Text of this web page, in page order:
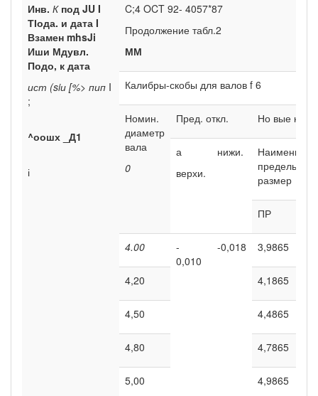
Инв. К под JU I
ТІода. и дата I
Взамен mhsJi
Иши Мдувл.
Подо, к дата
ист (siи [%> пип I
;
^оошх _Д1
і
C;4 OCT 92- 4057*87
Продолжение табл.2
ММ
Калибры-скобы для валов f 6
Номин.
диаметр
вала
0
Пред. откл. Но вые
а
верхи.
нижи.
Наименьший
предельный
размер
ПР
4.00
-
0,010
-0,018 3,9865
4,20 4,1865
4,50 4,4865
4,80 4,7865
5,00 4,9865